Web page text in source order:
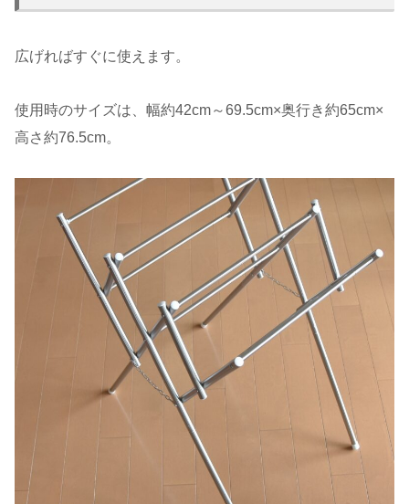
広げればすぐに使えます。
使用時のサイズは、幅約42cm～69.5cm×奥行き約65cm×
高さ約76.5cm。